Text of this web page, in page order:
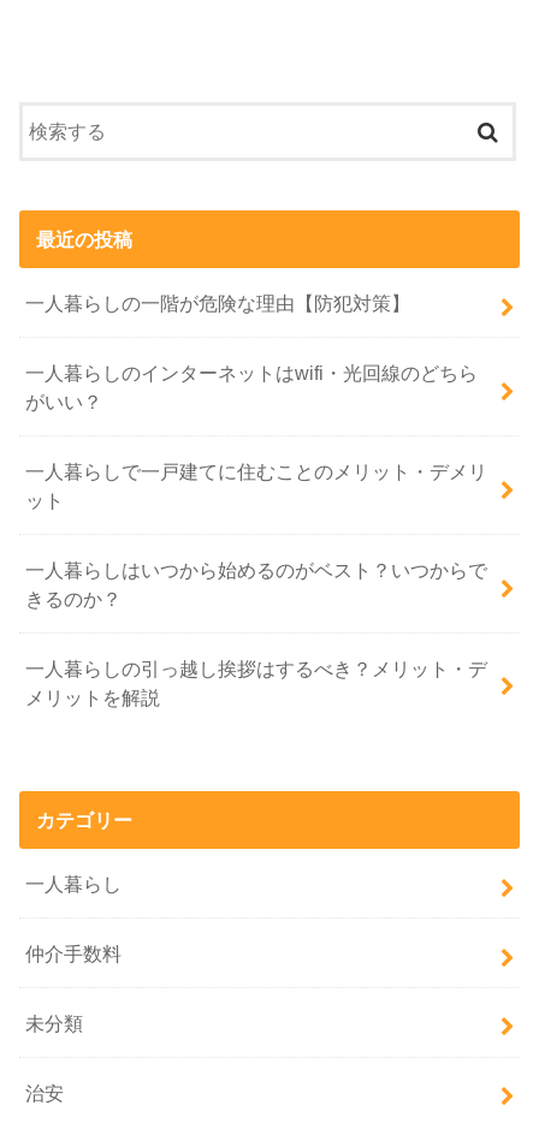
最近の投稿
一人暮らしの一階が危険な理由【防犯対策】
一人暮らしのインターネットはwifi・光回線のどちら
がいい？
一人暮らしで一戸建てに住むことのメリット・デメリ
ット
一人暮らしはいつから始めるのがベスト？いつからで
きるのか？
一人暮らしの引っ越し挨拶はするべき？メリット・デ
メリットを解説
カテゴリー
一人暮らし
仲介手数料
未分類
治安